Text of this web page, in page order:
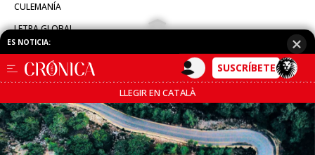
COMPARTE
CULEMANÍA
LETRA GLOBAL
CONSUMIDOR GLOBAL
Servicios